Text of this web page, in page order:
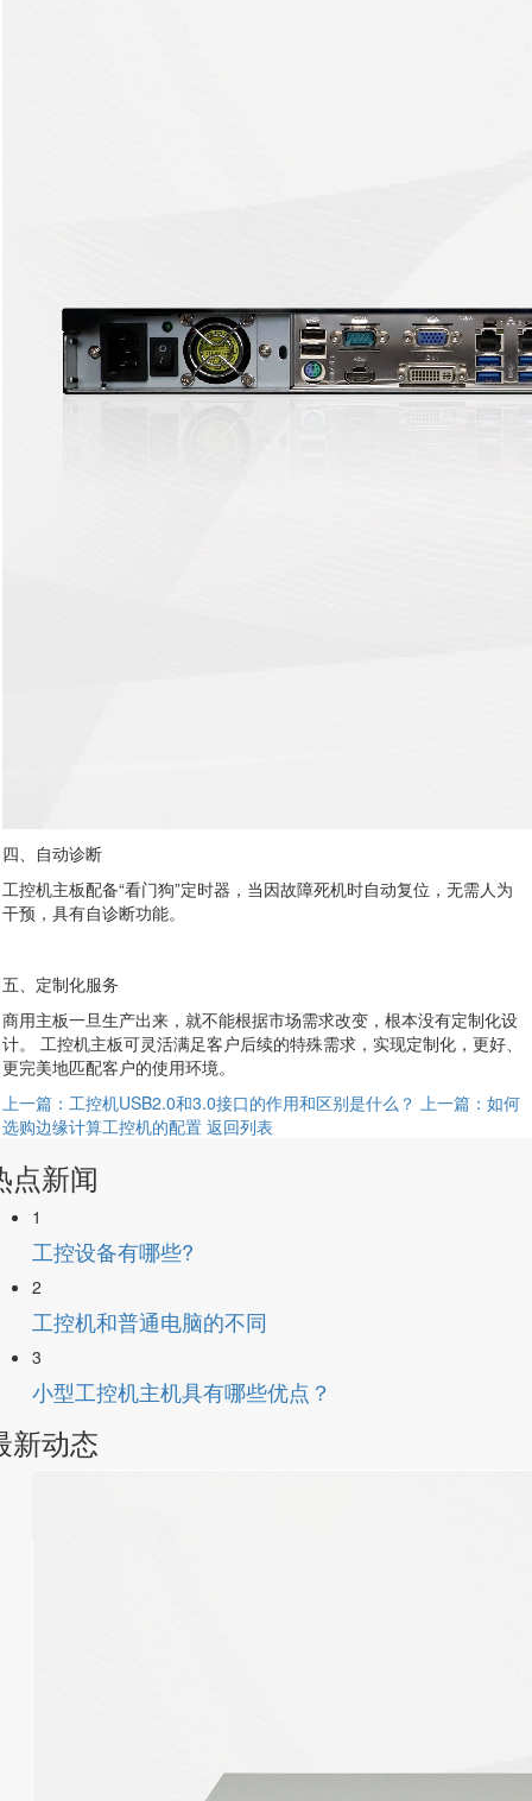
四、自动诊断
工控机主板配备“看门狗”定时器，当因故障死机时自动复位，无需人为
干预，具有自诊断功能。
五、定制化服务
商用主板一旦生产出来，就不能根据市场需求改变，根本没有定制化设
计。 工控机主板可灵活满足客户后续的特殊需求，实现定制化，更好、
更完美地匹配客户的使用环境。
上一篇：工控机USB2.0和3.0接口的作用和区别是什么？上一篇：如何
选购边缘计算工控机的配置 返回列表
点新闻
1
工控设备有哪些?
2
工控机和普通电脑的不同
3
小型工控机主机具有哪些优点？
新动态